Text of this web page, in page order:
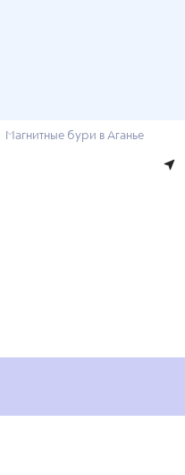
Магнитные бури в Аганье